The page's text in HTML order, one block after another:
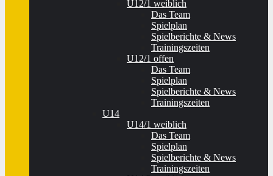
U12/1 weiblich
Das Team
Spielplan
Spielberichte & News
Trainingszeiten
U12/1 offen
Das Team
Spielplan
Spielberichte & News
Trainingszeiten
U14
U14/1 weiblich
Das Team
Spielplan
Spielberichte & News
Trainingszeiten